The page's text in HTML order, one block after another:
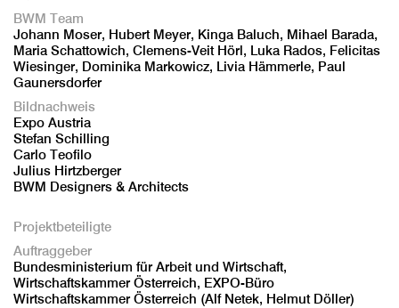
BWM Team
Johann Moser, Hubert Meyer, Kinga Baluch, Mihael Barada,
Maria Schattowich, Clemens-Veit Hörl, Luka Rados, Felicitas
Wiesinger, Dominika Markowicz, Livia Hämmerle, Paul
Gaunersdorfer
Bildnachweis
Expo Austria
Stefan Schilling
Carlo Teofilo
Julius Hirtzberger
BWM Designers & Architects
Projektbeteiligte
Auftraggeber
Bundesministerium für Arbeit und Wirtschaft,
Wirtschaftskammer Österreich, EXPO-Büro
Wirtschaftskammer Österreich (Alf Netek, Helmut Döller)